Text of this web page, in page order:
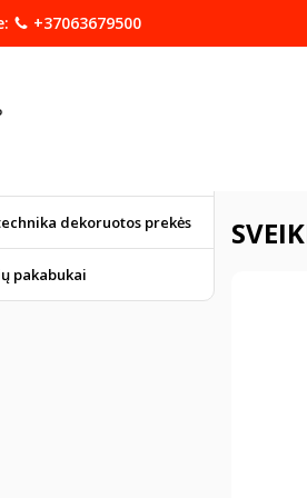
+37063679500
dekoruotos prekės
pakabukai